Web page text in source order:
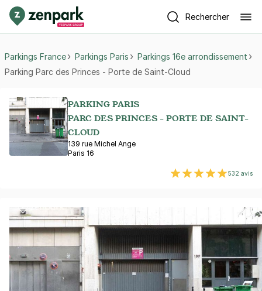
Rechercher
Parkings France Parkings Paris
Parkings 16e arrondissement
Parking Parc des Princes - Porte de Saint-Cloud
PARKING PARIS
PARC DES PRINCES - PORTE DE SAINT-
CLOUD
139 rue Michel Ange
Paris 16
532 avis